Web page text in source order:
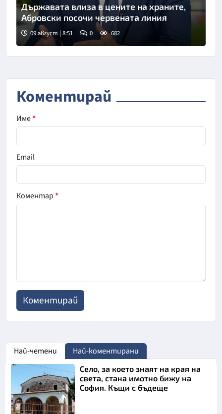
Снимка: БНТ
Държавата влиза в цените на храните,
Абровски посочи червената линия
09 август | 8:51 0 682
Коментирай
Име*
Email
Коментар*
Най-четени Най-коментирани
Село, за което знаят на края на
света, стана имотно бижу на
София. Къщи с бъдеще